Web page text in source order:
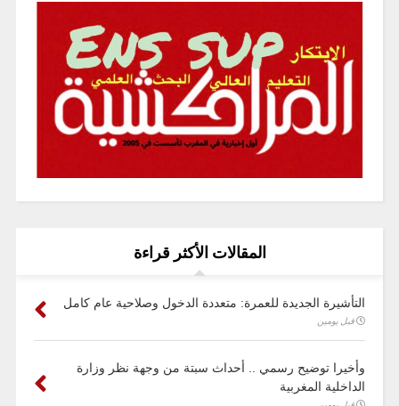
المقالات الأكثر قراءة
التأشيرة الجديدة للعمرة: متعددة الدخول وصلاحية عام كامل
قبل يومين
وأخيرا توضيح رسمي .. أحداث سبتة من وجهة نظر وزارة
الداخلية المغربية